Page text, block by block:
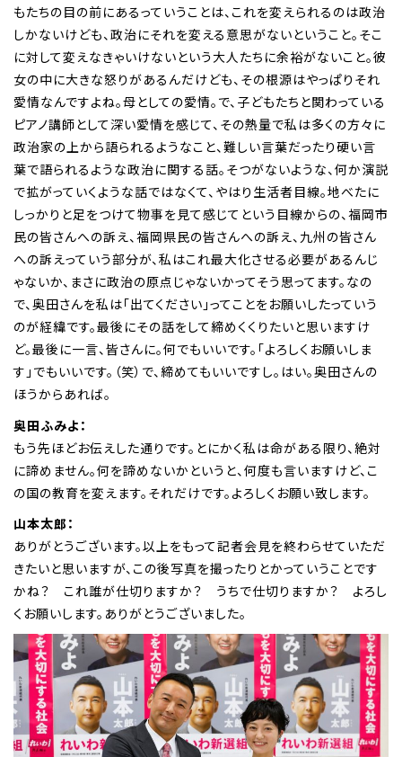
もたちの目の前にあるっていうことは、これを変えられるのは政治
しかないけども、政治にそれを変える意思がないということ。そこ
に対して変えなきゃいけないという大人たちに余裕がないこと。彼
女の中に大きな怒りがあるんだけども、その根源はやっぱりそれ
愛情なんですよね。母としての愛情。で、子どもたちと関わっている
ピアノ講師として深い愛情を感じて、その熱量で私は多くの方々に
政治家の上から語られるようなこと、難しい言葉だったり硬い言
葉で語られるような政治に関する話。そつがないような、何か演説
で拡がっていくような話ではなくて、やはり生活者目線。地べたに
しっかりと足をつけて物事を見て感じてという目線からの、福岡市
民の皆さんへの訴え、福岡県民の皆さんへの訴え、九州の皆さん
への訴えっていう部分が、私はこれ最大化させる必要があるんじ
ゃないか、まさに政治の原点じゃないかってそう思ってます。なの
で、奥田さんを私は「出てください」ってことをお願いしたっていう
のが経緯です。最後にその話をして締めくくりたいと思いますけ
ど。最後に一言、皆さんに。何でもいいです。「よろしくお願いしま
す」でもいいです。（笑）で、締めてもいいですし。はい。奥田さんの
ほうからあれば。
奥田ふみよ：
もう先ほどお伝えした通りです。とにかく私は命がある限り、絶対
に諦めません。何を諦めないかというと、何度も言いますけど、こ
の国の教育を変えます。それだけです。よろしくお願い致します。
山本太郎：
ありがとうございます。以上をもって記者会見を終わらせていただ
きたいと思いますが、この後写真を撮ったりとかっていうことです
かね？ これ誰が仕切りますか？ うちで仕切りますか？ よろし
くお願いします。ありがとうございました。